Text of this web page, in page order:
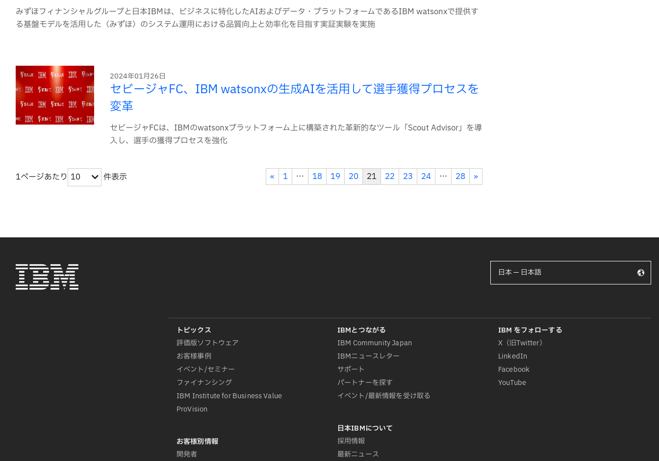
みずほフィナンシャルグループと日本IBMは、ビジネスに特化したAIおよびデータ・プラットフォームであるIBM watsonxで提供す
る基盤モデルを活用した〈みずほ〉のシステム運用における品質向上と効率化を目指す実証実験を実施
2024年01月26日
セビージャFC、IBM watsonxの生成AIを活用して選手獲得プロセスを
変革
セビージャFCは、IBMのwatsonxプラットフォーム上に構築された革新的なツール「Scout Advisor」を導
入し、選手の獲得プロセスを強化
1ページあたり 10 件表示 « 1 … 18 19 20 21 22 23 24 … 28 »
評価版ソフトウェア
お客様事例
イベント/セミナー
ファイナンシング
IBM Institute for Business Value
ProVision
開発者
IBM Community Japan
IBMニュースレター
サポート
パートナーを探す
イベント/最新情報を受け取る
採用情報
最新ニュース
X（旧Twitter）
LinkedIn
Facebook
YouTube
日本 — 日本語